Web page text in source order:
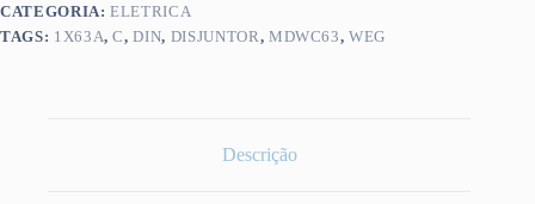
CATEGORIA:ELETRICA
TAGS: 1X63A,C,DIN, DISJUNTOR, MDWC63,WEG
Descrição